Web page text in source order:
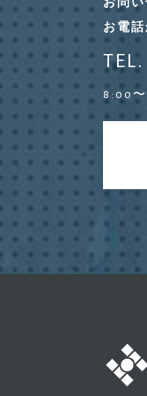
お問
お電
8:00